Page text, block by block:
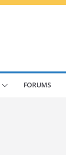
FORUMS